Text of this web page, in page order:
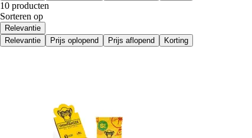
10 producten
Sorteren op
Relevantie
Relevantie
Prijs oplopend Prijs aflopend Korting